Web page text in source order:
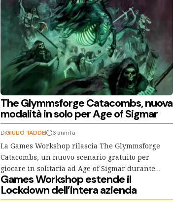
The Glymmsforge Catacombs, nuova
modalità in solo per Age of Sigmar
DiGIULIO TADDEI 6 anni fa
La Games Workshop rilascia The Glymmsforge
Catacombs, un nuovo scenario gratuito per
giocare in solitaria ad Age of Sigmar durante…
Games Workshop estende il
Lockdown dell’intera azienda